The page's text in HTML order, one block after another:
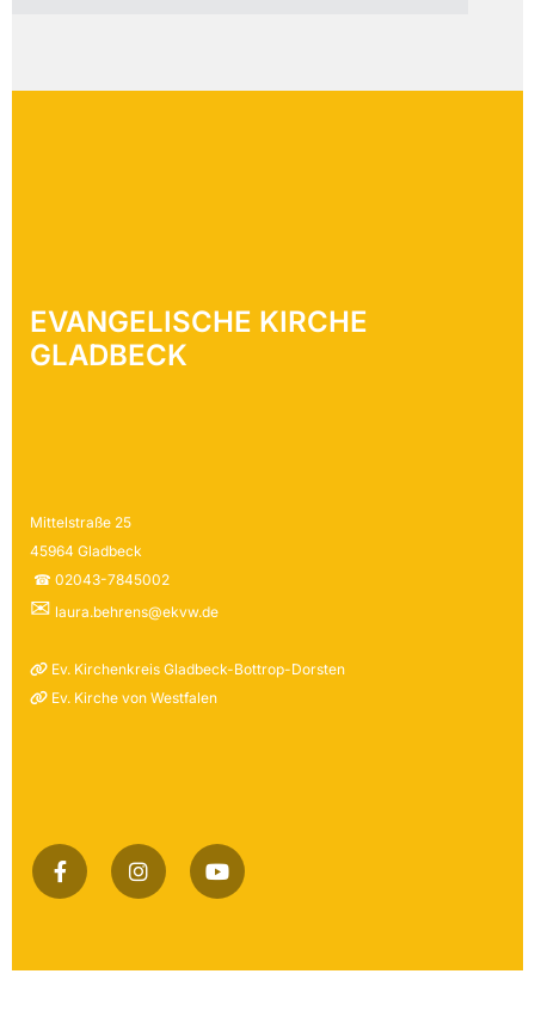
EVANGELISCHE KIRCHE
GLADBECK
Mittelstraße 25
45964 Gladbeck
☎ 02043-7845002
✉ laura.behrens@ekvw.de
 Ev. Kirchenkreis Gladbeck-Bottrop-Dorsten
 Ev. Kirche von Westfalen